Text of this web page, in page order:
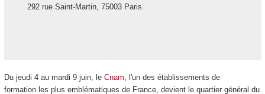
292 rue Saint-Martin, 75003 Paris
Du jeudi 4 au mardi 9 juin, le Cnam, l'un des établissements de
formation les plus emblématiques de France, devient le quartier général du